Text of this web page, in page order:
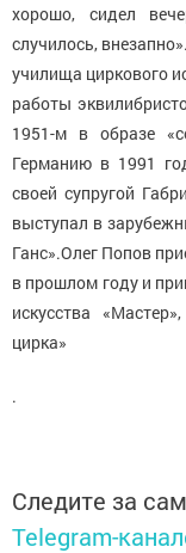
хорошо, сидел
случилось, внезапно».
училища циркового
работы
1951-м в образе
Германию в 1991
своей супругой
выступал в
Ганс».Олег Попов
в прошлом году и
искусства
цирка»
.
Следите за
Telegram-